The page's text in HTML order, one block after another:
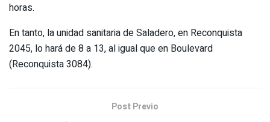
horas.
En tanto, la unidad sanitaria de Saladero, en Reconquista
2045, lo hará de 8 a 13, al igual que en Boulevard
(Reconquista 3084).
Post Previo